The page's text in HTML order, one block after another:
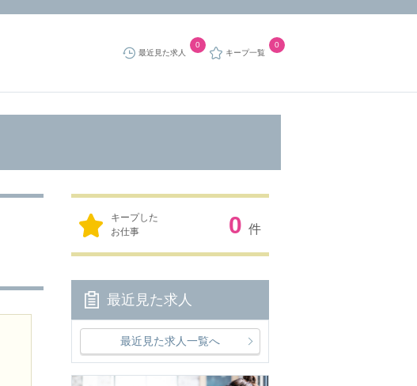
最近見た求人
0
キープ一覧
0
キープした
お仕事
0 件
最近見た求人
最近見た求人一覧へ